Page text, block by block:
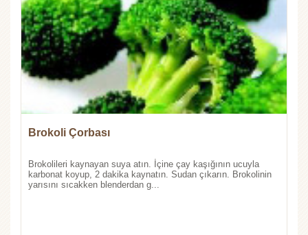
Brokoli Çorbası
Brokolileri kaynayan suya atın. İçine çay kaşığının ucuyla
karbonat koyup, 2 dakika kaynatın. Sudan çıkarın. Brokolinin
yarısını sıcakken blenderdan g...